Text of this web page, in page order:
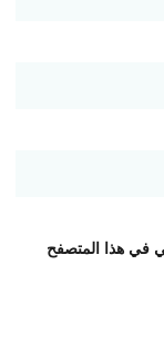
في هذا المتصفح